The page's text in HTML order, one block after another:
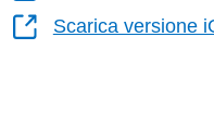
Scarica versione